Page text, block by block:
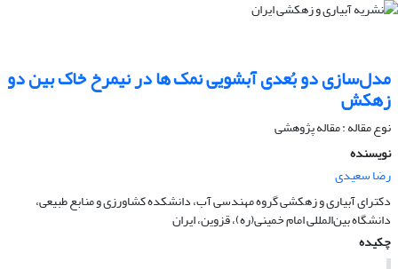
مدل‌سازی دو بُعدی آبشویی نمک ها در نیمرخ خاک بین دو
زهکش
نوع مقاله : مقاله پژوهشی
نویسنده
رضا سعیدی
دکترای آبیاری و زهکشی گروه مهندسی آب، دانشکده کشاورزی و منابع طبیعی،
دانشگاه بین‌المللی امام خمینی(ره)، قزوین، ایران
چکیده